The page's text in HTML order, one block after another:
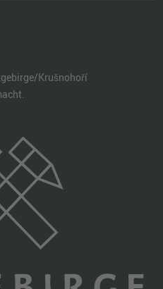
Krušnohoří